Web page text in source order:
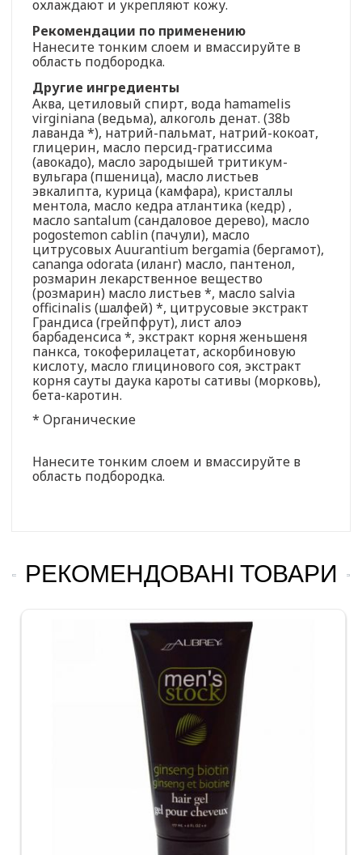
охлаждают и укрепляют кожу.
Рекомендации по применению
Нанесите тонким слоем и вмассируйте в
область подбородка.
Другие ингредиенты
Аква, цетиловый спирт, вода hamamelis
virginiana (ведьма), алкоголь денат. (38b
лаванда *), натрий-пальмат, натрий-кокоат,
глицерин, масло персид-гратиссима
(авокадо), масло зародышей тритикум-
вульгара (пшеница), масло листьев
эвкалипта, курица (камфара), кристаллы
ментола, масло кедра атлантика (кедр) ,
масло santalum (сандаловое дерево), масло
pogostemon cablin (пачули), масло
цитрусовых Auurantium bergamia (бергамот),
cananga odorata (иланг) масло, пантенол,
розмарин лекарственное вещество
(розмарин) масло листьев *, масло salvia
officinalis (шалфей) *, цитрусовые экстракт
Грандиса (грейпфрут), лист алоэ
барбаденсиса *, экстракт корня женьшеня
панкса, токоферилацетат, аскорбиновую
кислоту, масло глицинового соя, экстракт
корня сауты даука кароты сативы (морковь),
бета-каротин.
* Органические
Нанесите тонким слоем и вмассируйте в
область подбородка.
РЕКОМЕНДОВАНІ ТОВАРИ